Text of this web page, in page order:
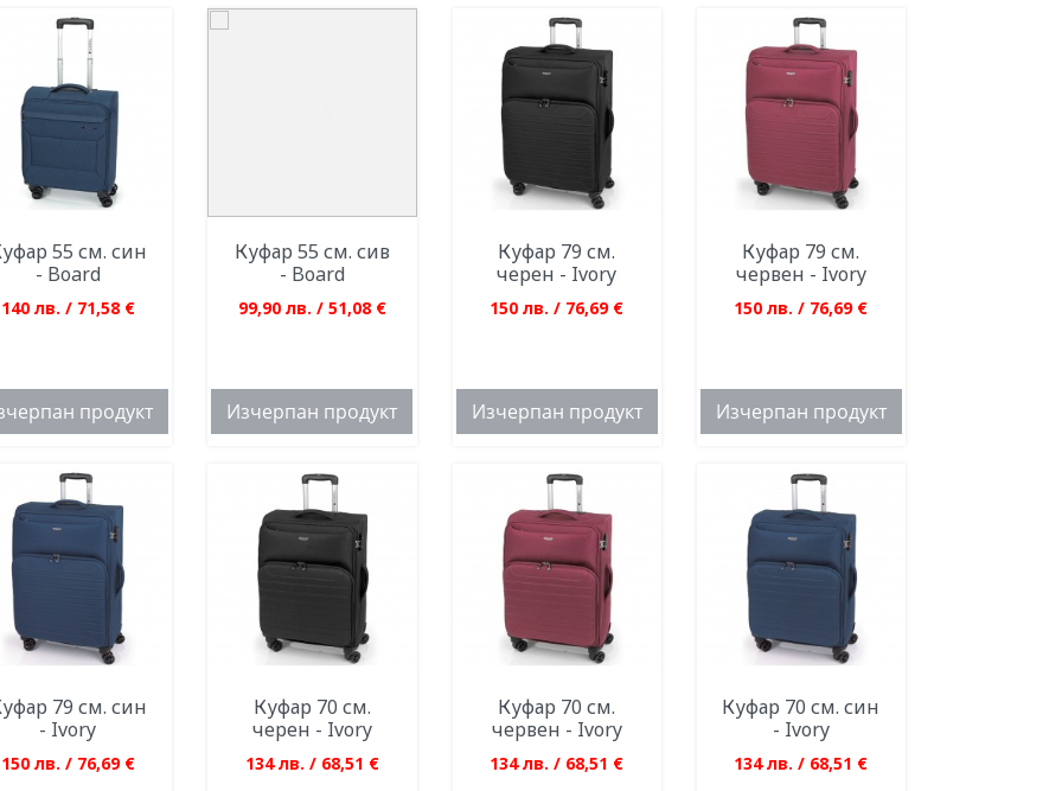
55 см. син
- Board
140 лв. / 71,58 €
продукт
Куфар 55 см. сив
- Board
99,90 лв. / 51,08 €
Изчерпан продукт
Куфар 79 см.
черен - Ivory
150 лв. / 76,69 €
Изчерпан продукт
Куфар 79 см.
червен - Ivory
150 лв. / 76,69 €
Изчерпан продукт
79 см. син
- Ivory
150 лв. / 76,69 €
Куфар 70 см.
черен - Ivory
134 лв. / 68,51 €
Куфар 70 см.
червен - Ivory
134 лв. / 68,51 €
Куфар 70 см. син
- Ivory
134 лв. / 68,51 €